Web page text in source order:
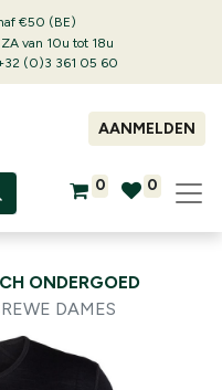
€50 (BE)
van 10u tot 18u
(0)3 361 05 60
AANMELDEN
0 0
ONDERGOED
DAMES